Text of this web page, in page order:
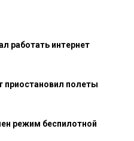
работать интернет
приостановил полеты
режим беспилотной